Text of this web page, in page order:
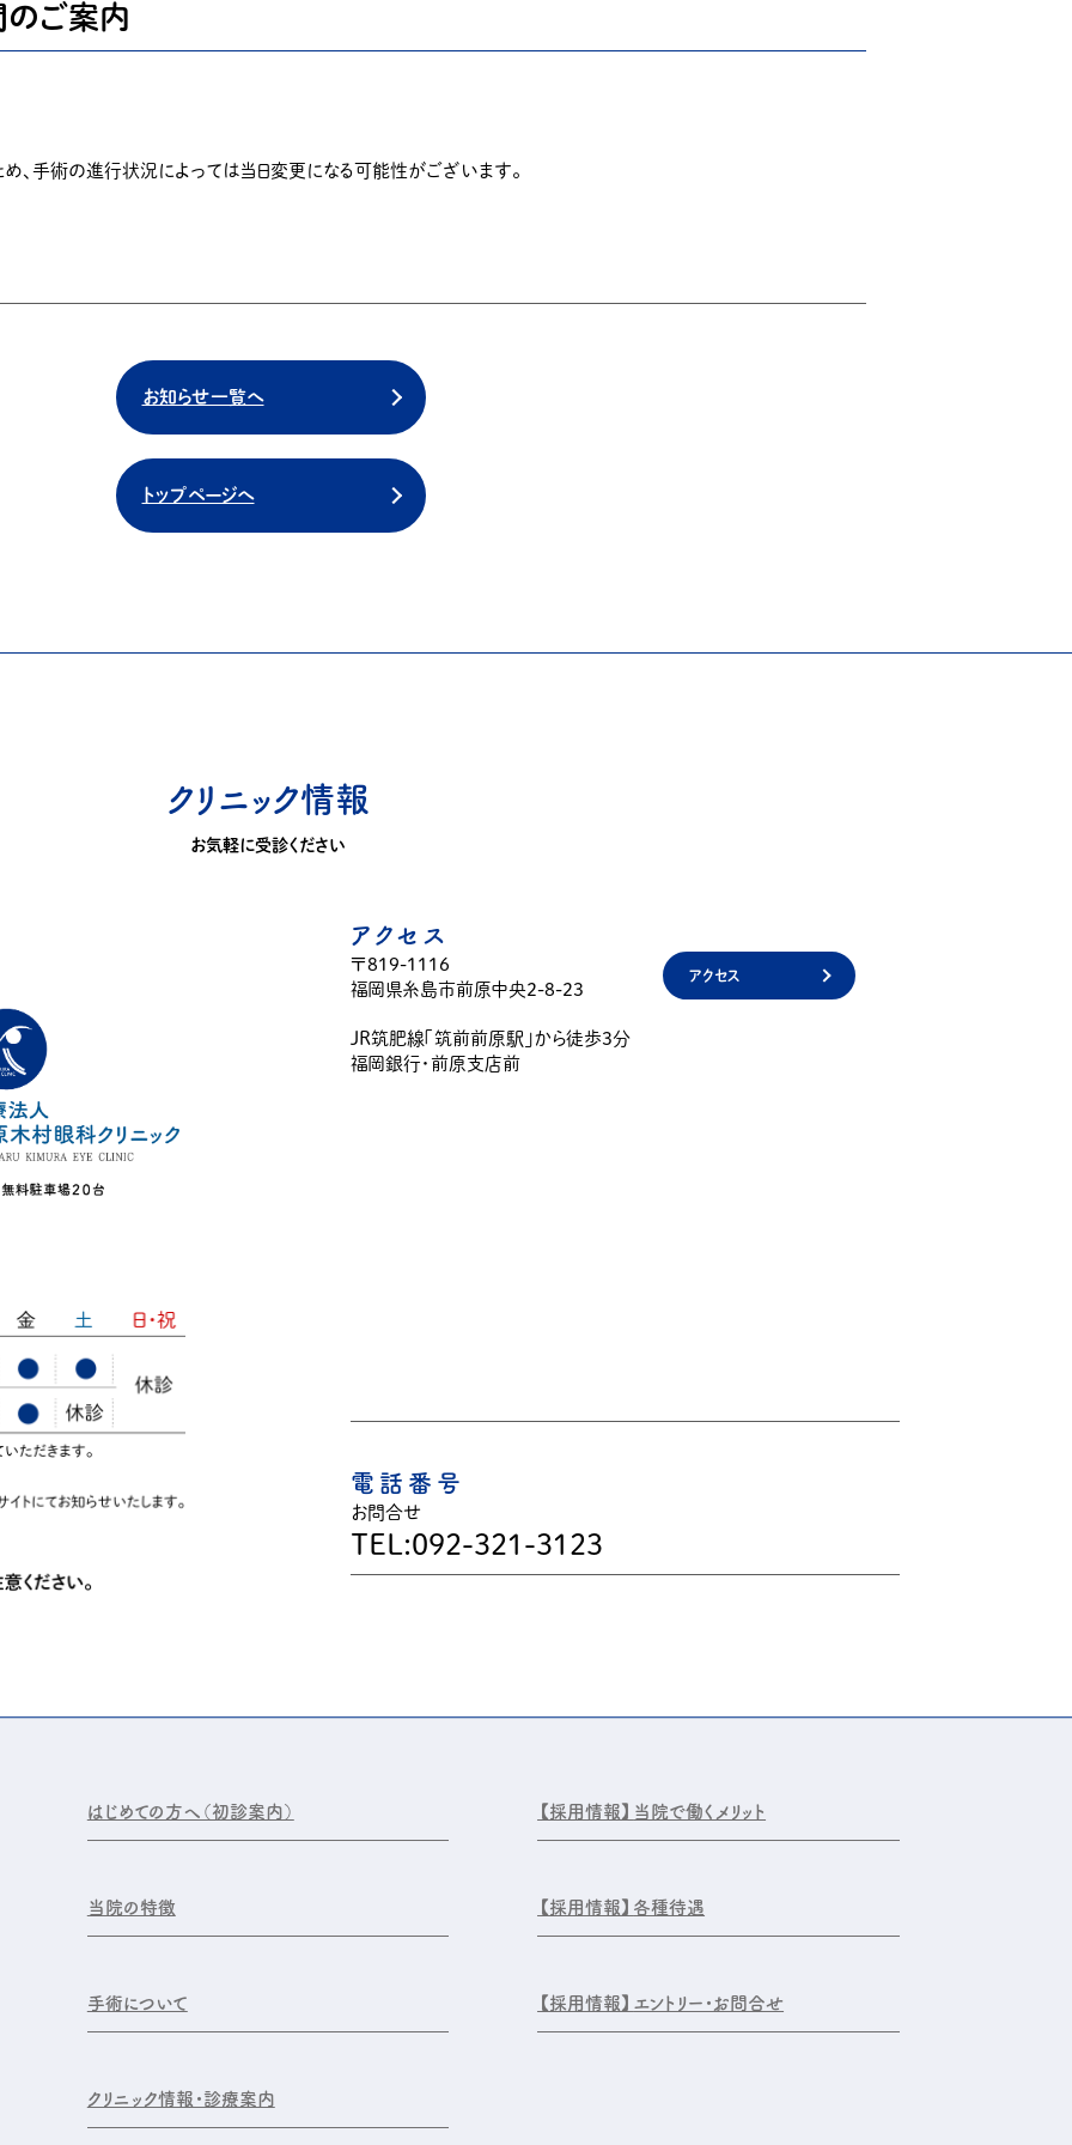
のご案内
、手術の進行状況によっては当日変更になる可能性がございます。
お知らせ一覧へ
トップページへ
クリニック情報
お気軽に受診ください
アクセス
〒819-1116
福岡県糸島市前原中央2-8-23
JR筑肥線「筑前前原駅」から徒歩3分
福岡銀行・前原支店前
アクセス
電話番号
お問合せ
TEL:092-321-3123
はじめての方へ（初診案内）
当院の特徴
手術について
クリニック情報・診療案内
【採用情報】 当院で働くメリット
【採用情報】 各種待遇
【採用情報】 エントリー・お問合せ